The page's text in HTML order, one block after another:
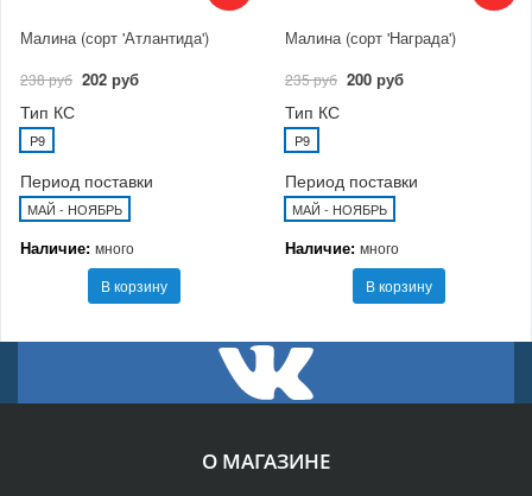
Малина (сорт 'Атлантида')
238 руб 202 руб
Тип КС
P9
Период поставки
МАЙ - НОЯБРЬ
Наличие: много
В корзину
Малина (сорт 'Награда')
235 руб 200 руб
Тип КС
P9
Период поставки
МАЙ - НОЯБРЬ
Наличие: много
В корзину
О МАГАЗИНЕ